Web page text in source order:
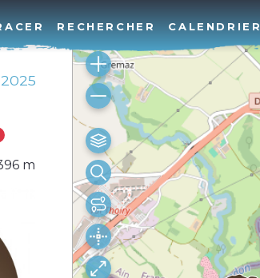
RECHERCHER CALENDRIER
m